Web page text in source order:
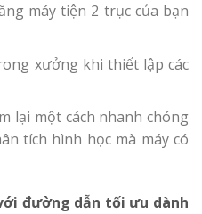
máy tiện 2 trục của bạn
xưởng khi thiết lập các
lại một cách nhanh chóng
tích hình học mà máy có
đường dẫn tối ưu dành